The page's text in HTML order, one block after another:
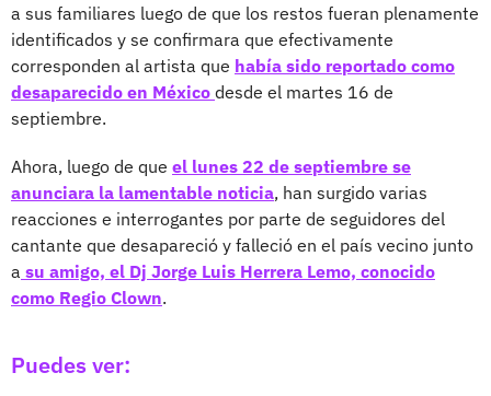
a sus familiares luego de que los restos fueran plenamente
identificados y se confirmara que efectivamente
corresponden al artista que había sido reportado como
desaparecido en México desde el martes 16 de
septiembre.
Ahora, luego de que el lunes 22 de septiembre se
anunciara la lamentable noticia, han surgido varias
reacciones e interrogantes por parte de seguidores del
cantante que desapareció y falleció en el país vecino junto
a su amigo, el Dj Jorge Luis Herrera Lemo, conocido
como Regio Clown.
Puedes ver: